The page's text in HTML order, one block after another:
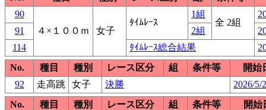
90
４×１００ｍ
女子
ﾀｲﾑﾚｰｽ
1組
全 2組
91
2組
114
ﾀｲﾑﾚｰｽ総合結果
No.
種目 種別 レース区分 組 条件等
開始
92
走高跳 女子 決勝
2026/5/
No.
種目 種別 レース区分 組 条件等
開始